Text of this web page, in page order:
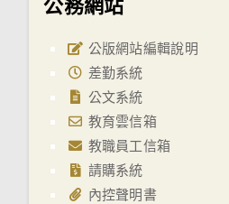
公版網站編輯說明
差勤系統
公文系統
教育雲信箱
教職員工信箱
請購系統
內控聲明書